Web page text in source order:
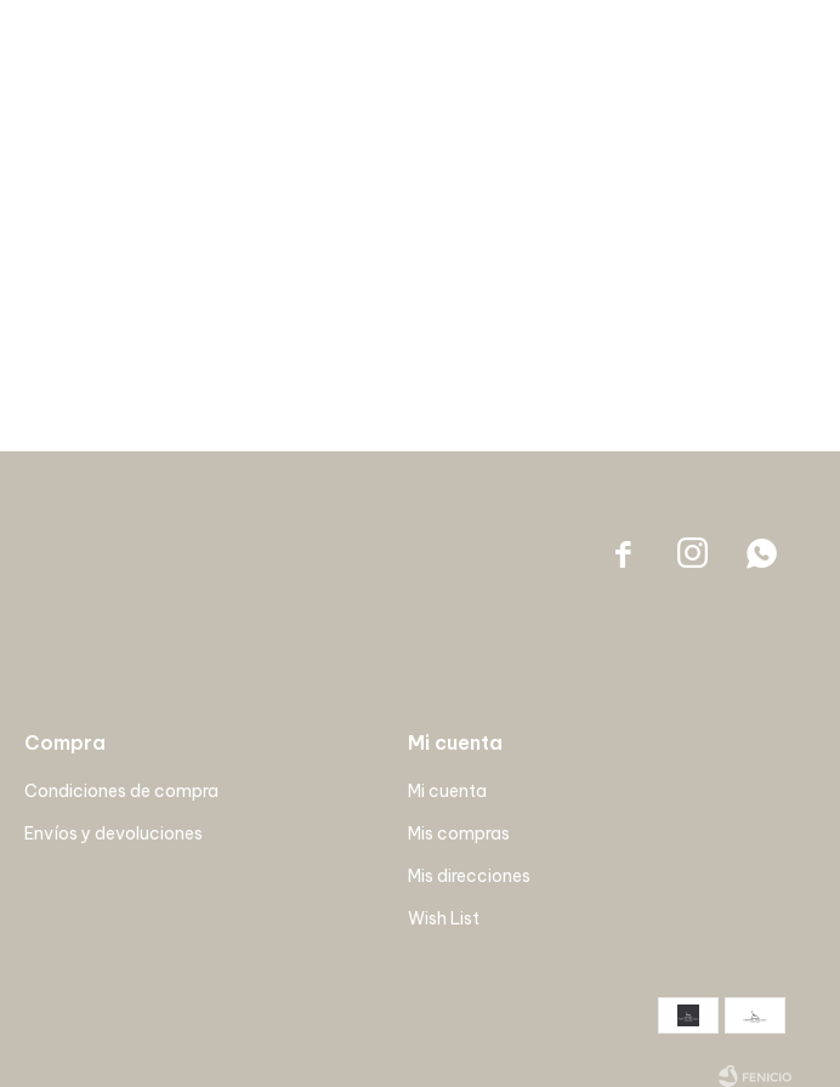
  
Compra
Condiciones de compra
Envíos y devoluciones
Mi cuenta
Mi cuenta
Mis compras
Mis direcciones
Wish List